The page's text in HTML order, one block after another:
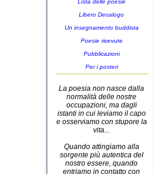
Lista delle poesie
Libero Decalogo
Un insegnamento buddista
Poesie ricevute
Pubblicazioni
Per i posteri
La poesia non nasce dalla
normalità delle nostre
occupazioni, ma dagli
istanti in cui leviamo il capo
e osserviamo con stupore la
vita...
Quando attingiamo alla
sorgente più autentica del
nostro essere, quando
entriamo in contatto con